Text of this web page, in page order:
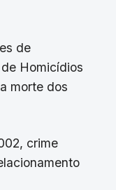
de
Homicídios
morte dos
crime